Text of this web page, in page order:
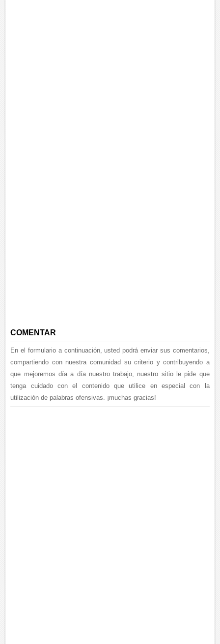
COMENTAR
En el formulario a continuación, usted podrá enviar sus comentarios,
compartiendo con nuestra comunidad su criterio y contribuyendo a
que mejoremos día a día nuestro trabajo, nuestro sitio le pide que
tenga cuidado con el contenido que utilice en especial con la
utilización de palabras ofensivas. ¡muchas gracias!